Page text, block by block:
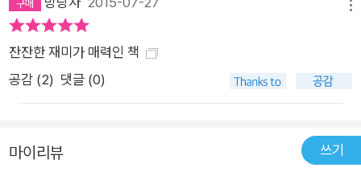
잔잔한 재미가 매력인 책
공감 (2) 댓글 (0)
마이리뷰 쓰기